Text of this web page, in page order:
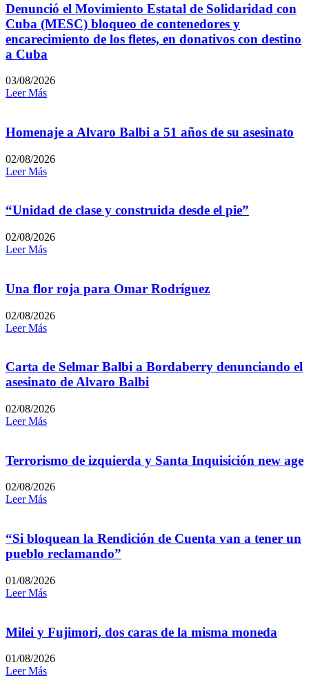
Denunció el Movimiento Estatal de Solidaridad con
Cuba (MESC) bloqueo de contenedores y
encarecimiento de los fletes, en donativos con destino
a Cuba
03/08/2026
Leer Más
Homenaje a Alvaro Balbi a 51 años de su asesinato
02/08/2026
Leer Más
“Unidad de clase y construida desde el pie”
02/08/2026
Leer Más
Una flor roja para Omar Rodríguez
02/08/2026
Leer Más
Carta de Selmar Balbi a Bordaberry denunciando el
asesinato de Alvaro Balbi
02/08/2026
Leer Más
Terrorismo de izquierda y Santa Inquisición new age
02/08/2026
Leer Más
“Si bloquean la Rendición de Cuenta van a tener un
pueblo reclamando”
01/08/2026
Leer Más
Milei y Fujimori, dos caras de la misma moneda
01/08/2026
Leer Más